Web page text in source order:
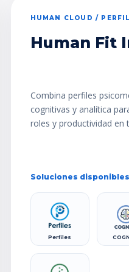
HUMAN CLOUD /
Human Fit
Combina perfiles
cognitivas y analítica
roles y productividad en
Soluciones
Perfiles